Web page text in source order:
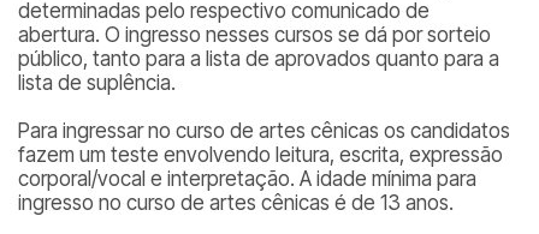
determinadas pelo respectivo comunicado de
abertura. O ingresso nesses cursos se dá por sorteio
público, tanto para a lista de aprovados quanto para a
lista de suplência.
Para ingressar no curso de artes cênicas os candidatos
fazem um teste envolvendo leitura, escrita, expressão
corporal/vocal e interpretação. A idade mínima para
ingresso no curso de artes cênicas é de 13 anos.